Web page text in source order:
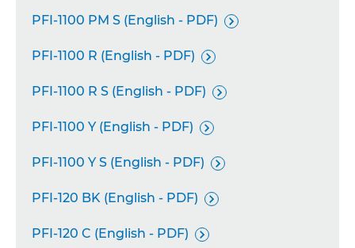
PFI-1100 PM S (English - PDF) 
PFI-1100 R (English - PDF) 
PFI-1100 R S (English - PDF) 
PFI-1100 Y (English - PDF) 
PFI-1100 Y S (English - PDF) 
PFI-120 BK (English - PDF) 
PFI-120 C (English - PDF) 